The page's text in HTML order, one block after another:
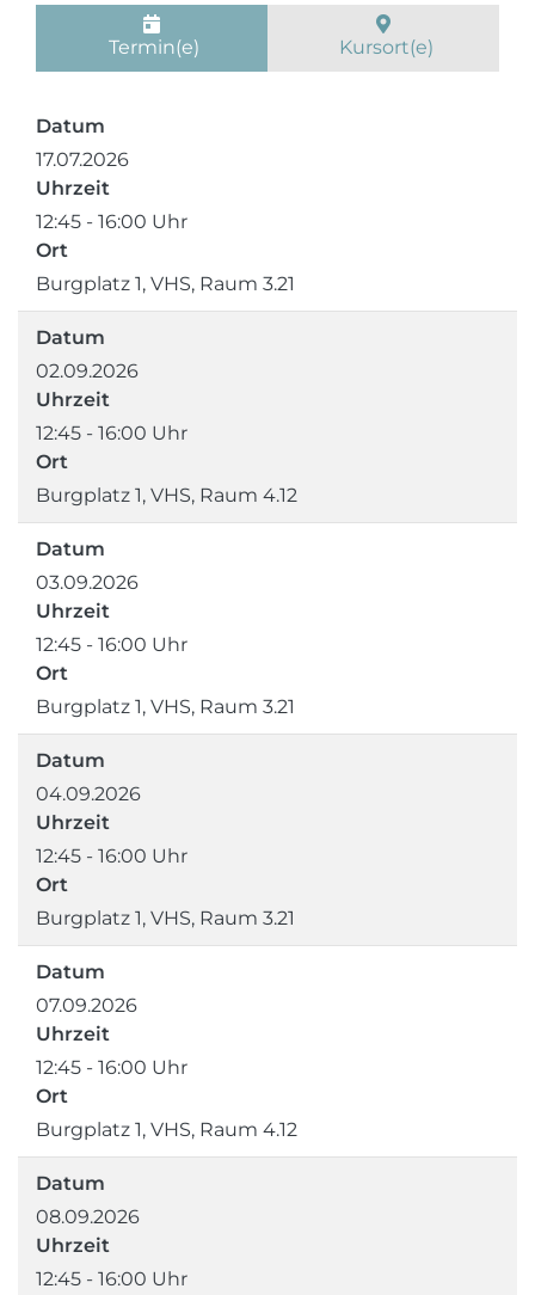
Termin(e) Kursort(e)
Datum
17.07.2026
Uhrzeit
12:45 - 16:00 Uhr
Ort
Burgplatz 1, VHS, Raum 3.21
Datum
02.09.2026
Uhrzeit
12:45 - 16:00 Uhr
Ort
Burgplatz 1, VHS, Raum 4.12
Datum
03.09.2026
Uhrzeit
12:45 - 16:00 Uhr
Ort
Burgplatz 1, VHS, Raum 3.21
Datum
04.09.2026
Uhrzeit
12:45 - 16:00 Uhr
Ort
Burgplatz 1, VHS, Raum 3.21
Datum
07.09.2026
Uhrzeit
12:45 - 16:00 Uhr
Ort
Burgplatz 1, VHS, Raum 4.12
Datum
08.09.2026
Uhrzeit
12:45 - 16:00 Uhr